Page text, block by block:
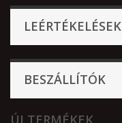
LEÉRTÉKELÉSEK
BESZÁLLÍTÓK
ÚJ TERMÉKEK